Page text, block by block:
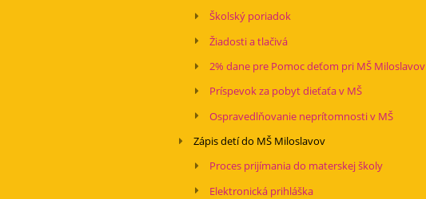
Školský poriadok
Žiadosti a tlačivá
2% dane pre Pomoc deťom pri MŠ Miloslavov
Príspevok za pobyt dieťaťa v MŠ
Ospravedlňovanie neprítomnosti v MŠ
Zápis detí do MŠ Miloslavov
Proces prijímania do materskej školy
Elektronická prihláška